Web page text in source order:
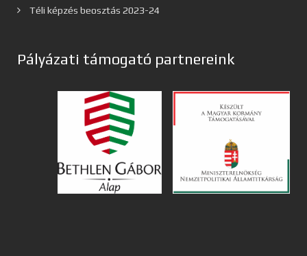
Téli képzés beosztás 2023-24
Pályázati támogató partnereink